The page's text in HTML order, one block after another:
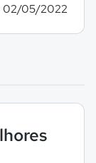
02/05/2022